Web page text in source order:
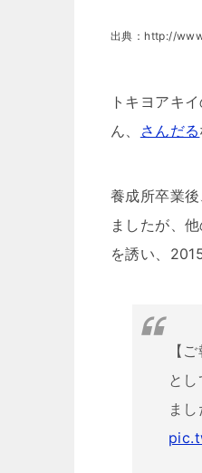
出典：http://
トキヨアキ
ん、
さんだる
養成所卒業
ましたが、
を誘い、
【
と
ま